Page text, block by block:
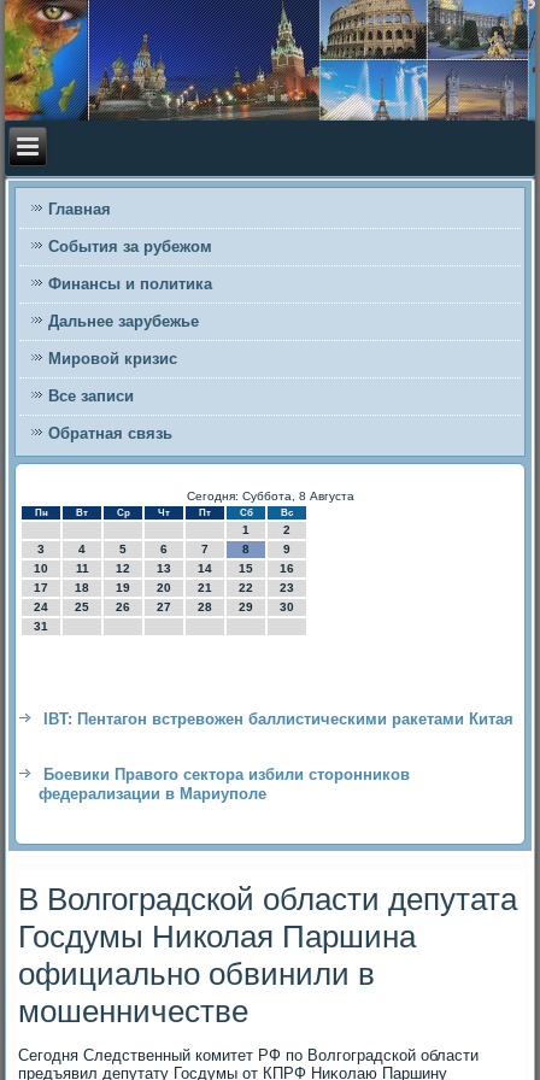
Главная
События за рубежом
Финансы и политика
Дальнее зарубежье
Мировой кризис
Все записи
Обратная связь
Сегодня: Суббота, 8 Августа
Пн Вт Ср Чт Пт Сб Вс
1
2
3
4 5 6 7 8
9
10
11 12 13 14 15
16
17
18 19 20 21 22
23
24
25 26 27 28 29
30
31
IBT: Пентагон встревожен баллистическими ракетами Китая
Боевики Правого сектора избили сторонников
федерализации в Мариуполе
В Волгоградской области депутата
Госдумы Николая Паршина
официально обвинили в
мошенничестве
Сегодня Следственный комитет РФ по Волгоградской области
предъявил депутату Госдумы от КПРФ Ниκолаю Паршину